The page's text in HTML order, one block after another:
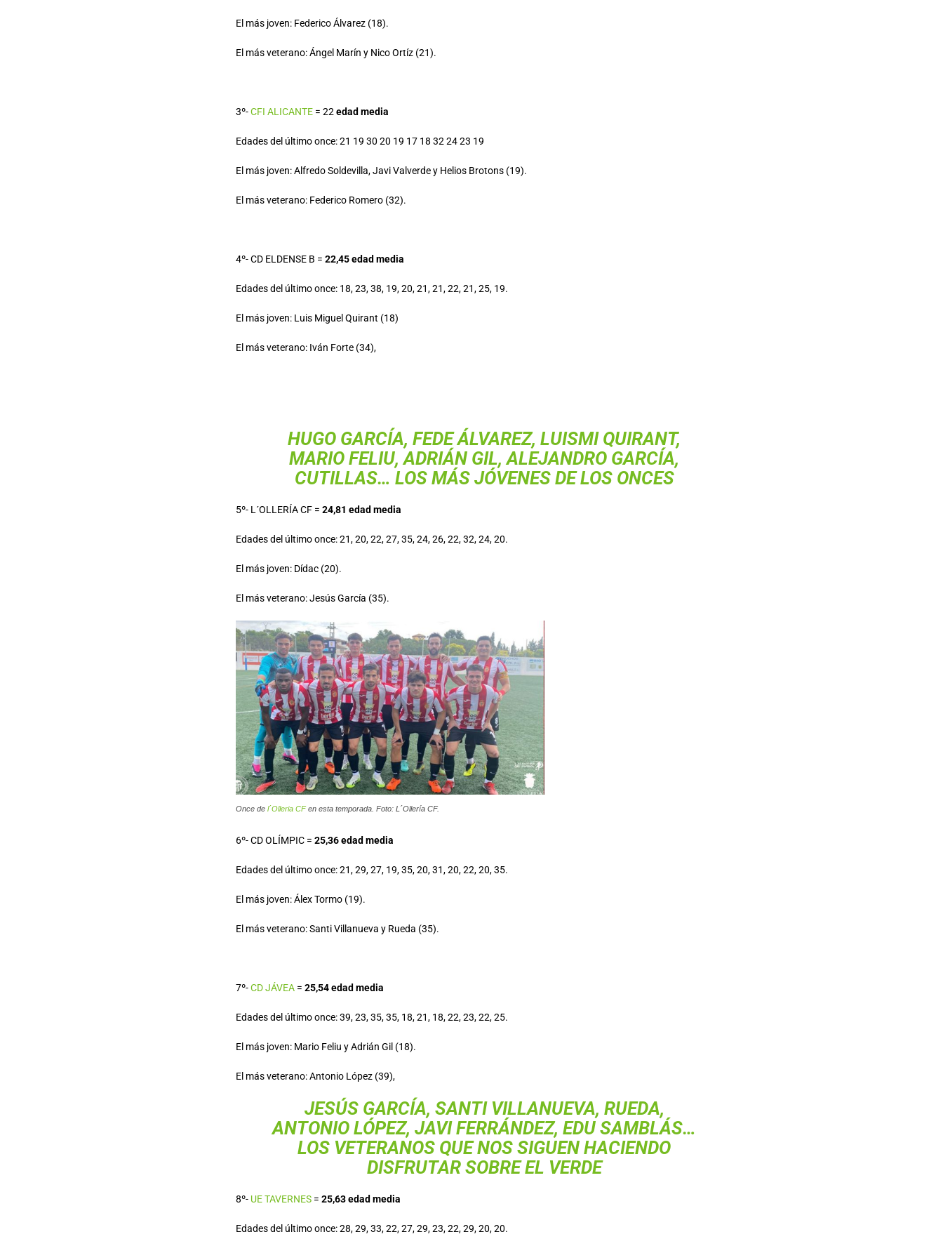
El más joven: Federico Álvarez (18).
El más veterano: Ángel Marín y Nico Ortíz (21).
3º-CFI ALICANTE = 22 edad media
Edades del último once: 21 19 30 20 19 17 18 32 24 23 19
El más joven: Alfredo Soldevilla, Javi Valverde y Helios Brotons (19).
El más veterano: Federico Romero (32).
4º- CD ELDENSE B = 22,45 edad media
Edades del último once: 18, 23, 38, 19, 20, 21, 21, 22, 21, 25, 19.
El más joven: Luis Miguel Quirant (18)
El más veterano: Iván Forte (34),
HUGO GARCÍA, FEDE ÁLVAREZ, LUISMI QUIRANT,
MARIO FELIU, ADRIÁN GIL, ALEJANDRO GARCÍA,
CUTILLAS… LOS MÁS JÓVENES DE LOS ONCES
5º- L´OLLERÍA CF = 24,81 edad media
Edades del último once: 21, 20, 22, 27, 35, 24, 26, 22, 32, 24, 20.
El más joven: Dídac (20).
El más veterano: Jesús García (35).
Once de l´Olleria CFen esta temporada. Foto: L´Ollería CF.
6º- CD OLÍMPIC = 25,36 edad media
Edades del último once: 21, 29, 27, 19, 35, 20, 31, 20, 22, 20, 35.
El más joven: Álex Tormo (19).
El más veterano: Santi Villanueva y Rueda (35).
7º-CD JÁVEA = 25,54 edad media
Edades del último once: 39, 23, 35, 35, 18, 21, 18, 22, 23, 22, 25.
El más joven: Mario Feliu y Adrián Gil (18).
El más veterano: Antonio López (39),
JESÚS GARCÍA, SANTI VILLANUEVA, RUEDA,
ANTONIO LÓPEZ, JAVI FERRÁNDEZ, EDU SAMBLÁS…
LOS VETERANOS QUE NOS SIGUEN HACIENDO
DISFRUTAR SOBRE EL VERDE
8º- UE TAVERNES = 25,63 edad media
Edades del último once: 28, 29, 33, 22, 27, 29, 23, 22, 29, 20, 20.